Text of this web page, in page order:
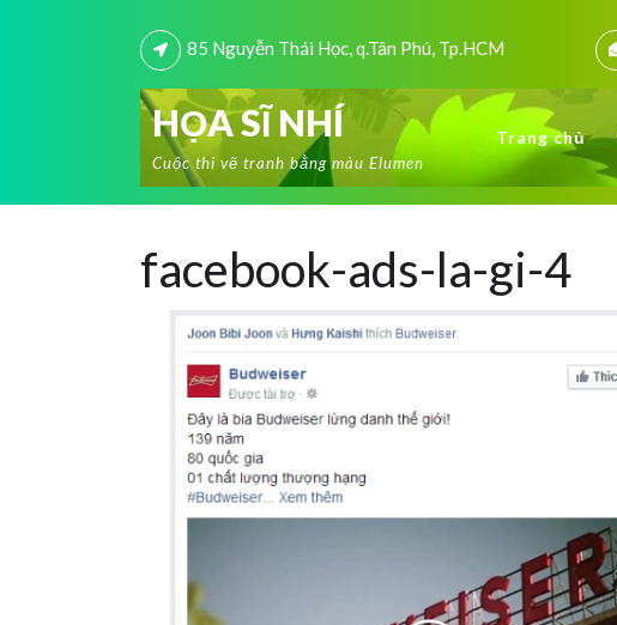
85 Nguyễn Thái Học, q.Tân Phú, Tp.HCM
HỌA SĨ NHÍ
Cuộc thi vẽ tranh bằng màu Elumen
Trang chủ
facebook-ads-la-gi-4